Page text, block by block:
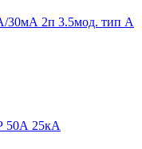
2п 3.5мод. тип A
50А 25кА